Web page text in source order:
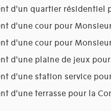
d'un quartier résidentiel
d'une cour pour
d'une cour pour
d'une plaine de jeux
d'une station service
d'une terrasse pour la